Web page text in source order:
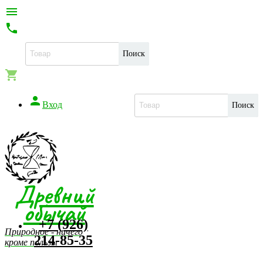


Поиск

Поиск
 Вход
Древний
обычай
Природное - ничего
кроме пользы
+7 (926)
214-85-35